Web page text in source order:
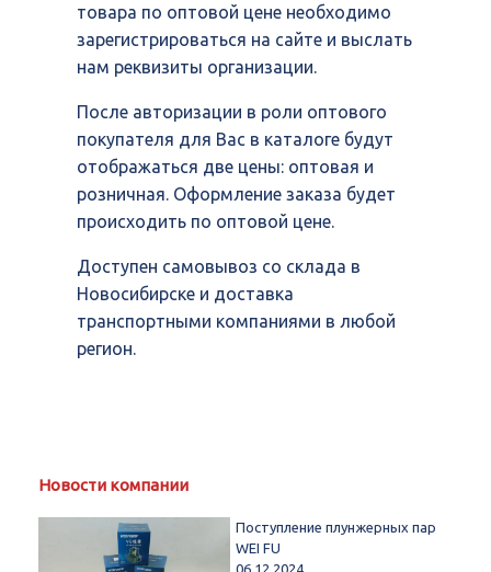
товара по оптовой цене необходимо
зарегистрироваться на сайте и выслать
нам реквизиты организации.
После авторизации в роли оптового
покупателя для Вас в каталоге будут
отображаться две цены: оптовая и
розничная. Оформление заказа будет
происходить по оптовой цене.
Доступен самовывоз со склада в
Новосибирске и доставка
транспортными компаниями в любой
регион.
Новости компании
Поступление плунжерных пар
WEI FU
06.12.2024